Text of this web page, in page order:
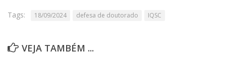
Comunicação
Aplicativos e Sites
Jornal da USP
Tags: 18/09/2024 defesa de doutorado IQSC
VEJA TAMBÉM ...